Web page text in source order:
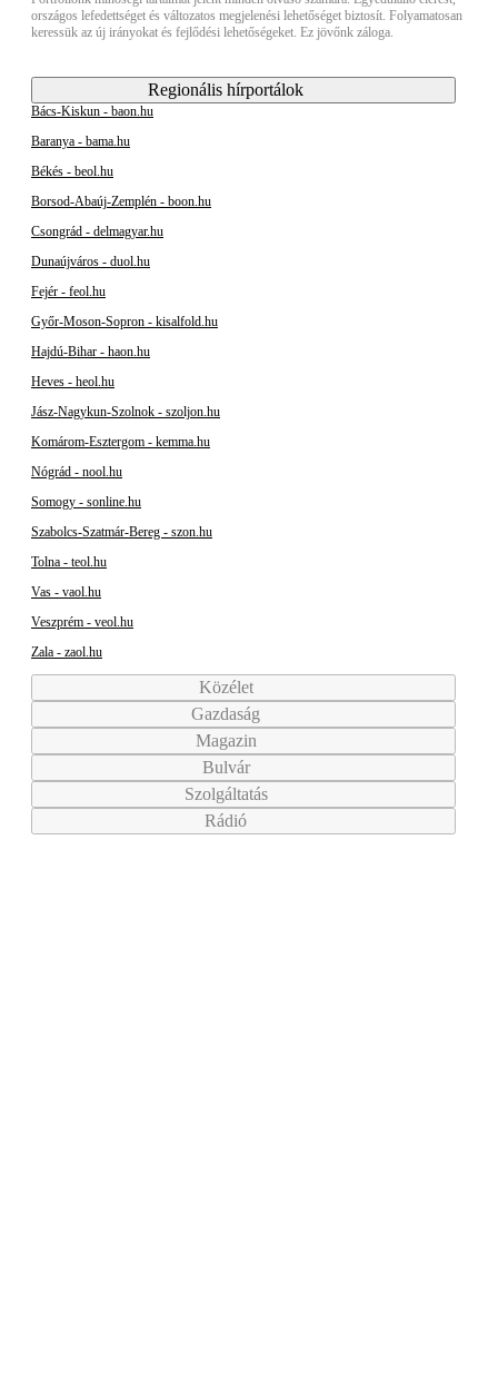
országos lefedettséget és változatos megjelenési lehetőséget biztosít. Folyamatosan
keressük az új irányokat és fejlődési lehetőségeket. Ez jövőnk záloga.
Regionális hírportálok
Bács-Kiskun - baon.hu
Baranya - bama.hu
Békés - beol.hu
Borsod-Abaúj-Zemplén - boon.hu
Csongrád - delmagyar.hu
Dunaújváros - duol.hu
Fejér - feol.hu
Győr-Moson-Sopron - kisalfold.hu
Hajdú-Bihar - haon.hu
Heves - heol.hu
Jász-Nagykun-Szolnok - szoljon.hu
Komárom-Esztergom - kemma.hu
Nógrád - nool.hu
Somogy - sonline.hu
Szabolcs-Szatmár-Bereg - szon.hu
Tolna - teol.hu
Vas - vaol.hu
Veszprém - veol.hu
Zala - zaol.hu
Közélet
Gazdaság
Magazin
Bulvár
Szolgáltatás
Rádió